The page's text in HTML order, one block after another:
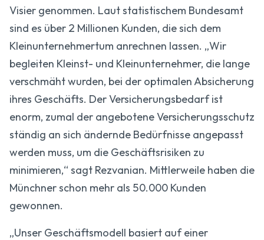
Visier genommen. Laut statistischem Bundesamt
sind es über 2 Millionen Kunden, die sich dem
Kleinunternehmertum anrechnen lassen. „Wir
begleiten Kleinst- und Kleinunternehmer, die lange
verschmäht wurden, bei der optimalen Absicherung
ihres Geschäfts. Der Versicherungsbedarf ist
enorm, zumal der angebotene Versicherungsschutz
ständig an sich ändernde Bedürfnisse angepasst
werden muss, um die Geschäftsrisiken zu
minimieren,“ sagt Rezvanian. Mittlerweile haben die
Münchner schon mehr als 50.000 Kunden
gewonnen.
„Unser Geschäftsmodell basiert auf einer